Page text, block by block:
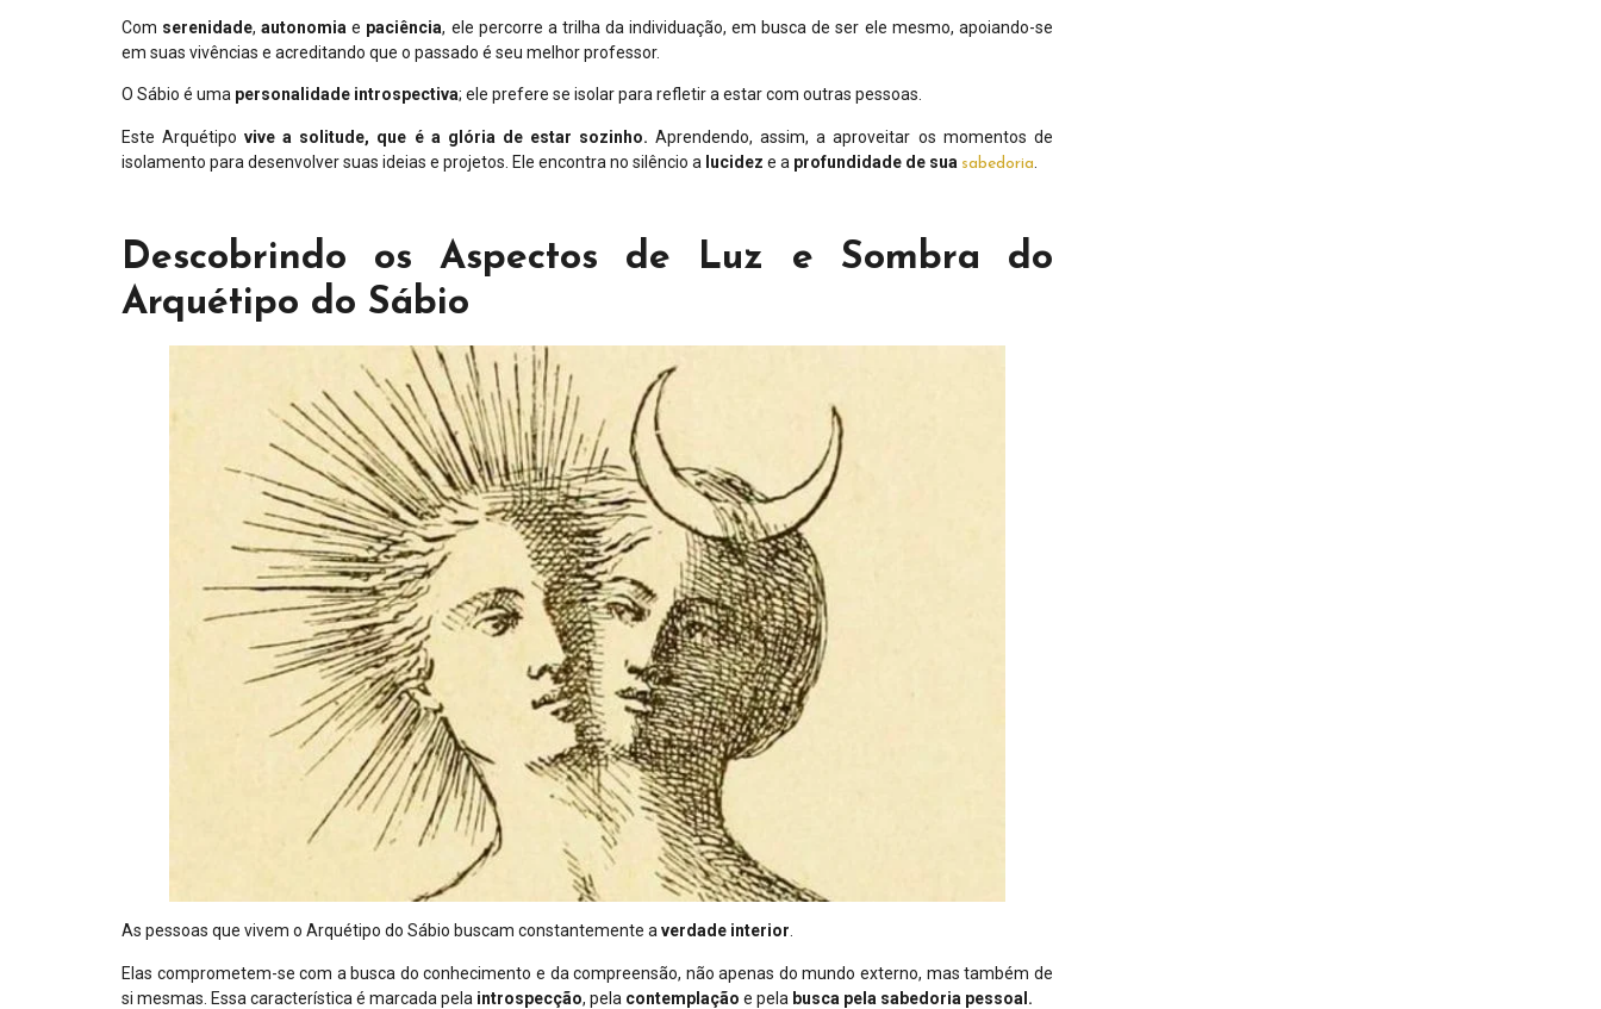
Com serenidade,autonomia e paciência, ele percorre a trilha da individuação, em busca de ser ele mesmo, apoiando-se
em suas vivências e acreditando que o passado é seu melhor professor.
O Sábio é uma personalidade introspectiva; ele prefere se isolar para refletir a estar com outras pessoas.
Este Arquétipo vive a solitude, que é a glória de estar sozinho.Aprendendo, assim, a aproveitar os momentos de
isolamento para desenvolver suas ideias e projetos. Ele encontra no silêncio a lucidez e a profundidade de sua sabedoria
Descobrindo os Aspectos de Luz e Sombra do
Arquétipo do Sábio
As pessoas que vivem o Arquétipo do Sábio buscam constantemente averdade interior.
Elas comprometem-se com a busca do conhecimento e da compreensão, não apenas do mundo externo, mas também de
si mesmas. Essa característica é marcada pela introspecção, pela contemplação e pela busca pela sabedoria pessoal.